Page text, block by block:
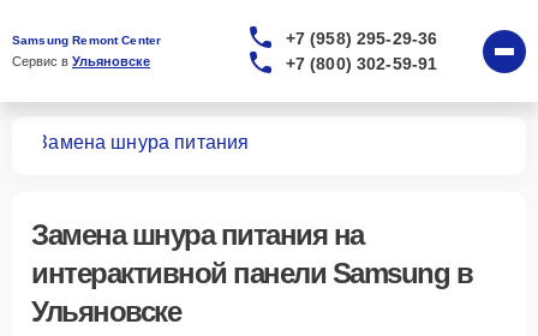
Samsung Remont Center
Сервис в Ульяновске
+7 (958) 295-29-36
+7 (800) 302-59-91
Замена шнура питания
Замена шнура питанияна
интерактивной панели Samsung в
Ульяновске